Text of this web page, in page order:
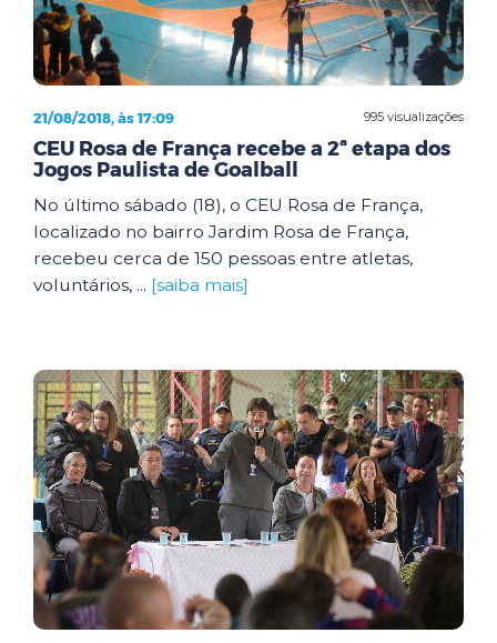
995 visualizações
21/08/2018, às 17:09
CEU Rosa de França recebe a 2ª etapa dos
Jogos Paulista de Goalball
No último sábado (18), o CEU Rosa de França,
localizado no bairro Jardim Rosa de França,
recebeu cerca de 150 pessoas entre atletas,
voluntários, ... [saiba mais]